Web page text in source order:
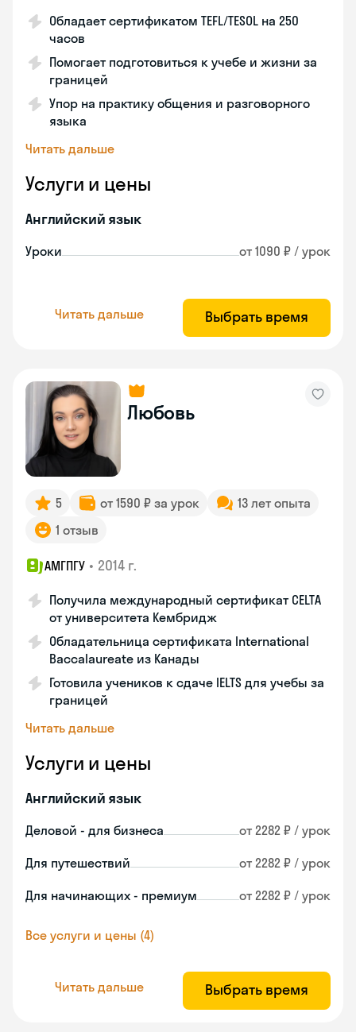
Обладает сертификатом TEFL/TESOL на 250
часов
Помогает подготовиться к учебе и жизни за
границей
Упор на практику общения и разговорного
языка
Читать дальше
Услуги и цены
Английский язык
Уроки от 1090 ₽ / урок
Читать дальше Выбрать время
Любовь
5 от 1590 ₽ за урок
13 лет опыта
1 отзыв
АМГПГУ • 2014 г.
Получила международный сертификат CELTA
от университета Кембридж
Обладательница сертификата International
Baccalaureate из Канады
Готовила учеников к сдаче IELTS для учебы за
границей
Читать дальше
Услуги и цены
Английский язык
Деловой - для бизнеса от 2282 ₽ / урок
Для путешествий от 2282 ₽ / урок
Для начинающих - премиум от 2282 ₽ / урок
Все услуги и цены (4)
Читать дальше Выбрать время